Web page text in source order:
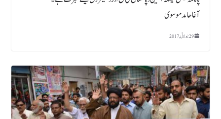
آغاحامدموسوی
29 جولائی, 2017